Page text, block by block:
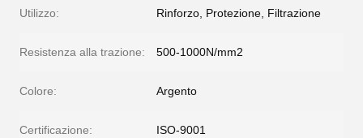
Utilizzo: Rinforzo, Protezione, Filtrazione
Resistenza alla trazione: 500-1000N/mm2
Colore: Argento
Certificazione: ISO-9001